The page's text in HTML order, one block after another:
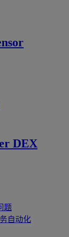
DEX
题
自动化